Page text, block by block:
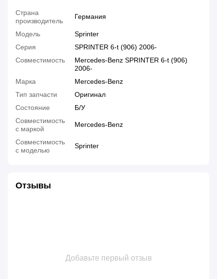
Страна
производитель
Германия
Модель
Sprinter
Серия
SPRINTER 6-t (906) 2006-
Совместимость
Mercedes-Benz SPRINTER 6-t (906)
2006-
Марка
Mercedes-Benz
Тип запчасти
Оригинал
Состояние
Б/У
Совместимость
с маркой
Mercedes-Benz
Совместимость
с моделью
Sprinter
Отзывы
Добавьте первый отзыв